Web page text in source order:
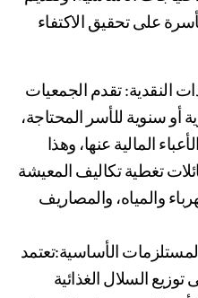
البرامج التدريبية التي تساعد الأسرة على تحقيق الاكتفاء
الدعم المالي والمساعدات النقدية: تقدم الجمعيات
الخيرية مبالغ مالية شهرية أو سنوية للأسر المحتاجة،
مما يساهم في تخفيف الأعباء المالية عنها، وهذا
النوع من الدعم يتيح للعائلات تغطية تكاليف المعيشة
مثل الإيجار، وفواتير الكهرباء والمياه، والمصاريف
توفير السلال الغذائية والمستلزمات الأساسية:تعتمد
العديد من الجمعيات على توزيع السلال الغذائية